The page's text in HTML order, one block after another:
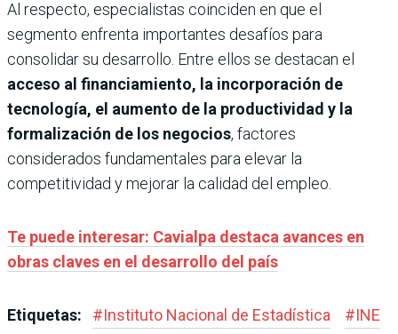
Al respecto, especialistas coinciden en que el
segmento enfrenta importantes desafíos para
consolidar su desarrollo. Entre ellos se destacan el
acceso al financiamiento, la incorporación de
tecnología, el aumento de la productividad y la
formalización de los negocios, factores
considerados fundamentales para elevar la
competitividad y mejorar la calidad del empleo.
Te puede interesar: Cavialpa destaca avances en
obras claves en el desarrollo del país
Etiquetas: #Instituto Nacional de Estadística #INE